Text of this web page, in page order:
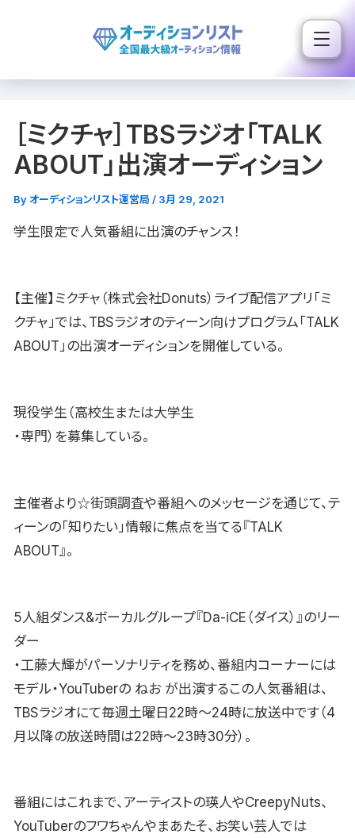
ス
［ミクチャ］TBSラジオ「TALK
ABOUT」出演オーディション
By オーディションリスト運営局 / 3月 29, 2021
学生限定で人気番組に出演のチャンス！
【主催】ミクチャ（株式会社Donuts）ライブ配信アプリ「ミ
クチャ」では、TBSラジオのティーン向けプログラム「TALK
ABOUT」の出演オーディションを開催している。
現役学生（高校生または大学生
・専門）を募集している。
主催者より☆街頭調査や番組へのメッセージを通じて、テ
ィーンの「知りたい」情報に焦点を当てる『TALK
ABOUT』。
5人組ダンス&ボーカルグループ『Da-iCE（ダイス）』のリー
ダー
・工藤大輝がパーソナリティを務め、番組内コーナーには
モデル・YouTuberの ねお が出演するこの人気番組は、
TBSラジオにて毎週土曜日22時〜24時に放送中です（4
月以降の放送時間は22時〜23時30分）。
番組にはこれまで、アーティストの瑛人やCreepyNuts、
YouTuberのフワちゃんやまあたそ、お笑い芸人では